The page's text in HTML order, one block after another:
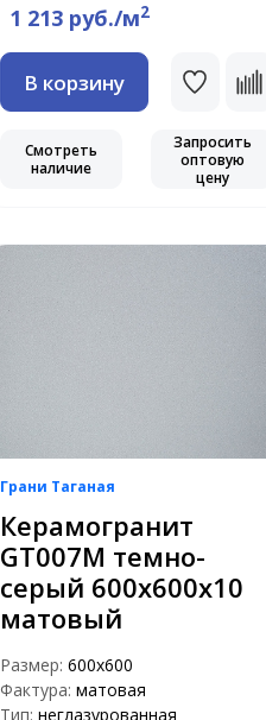
1 213 руб./м2
В корзину
Смотреть
наличие
Запросить
оптовую
цену
Грани Таганая
Керамогранит
GT007M темно-
серый 600х600х10
матовый
Размер: 600х600
Фактура: матовая
Тип: неглазурованная